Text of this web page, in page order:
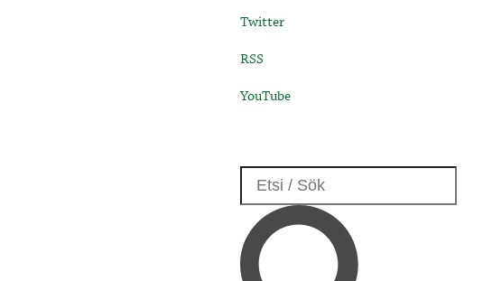
Twitter
RSS
YouTube